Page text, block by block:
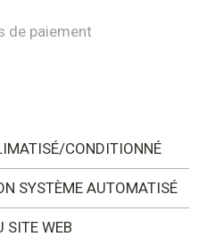
CONDITIONNÉ
SYSTÈME AUTOMATISÉ
SITE WEB